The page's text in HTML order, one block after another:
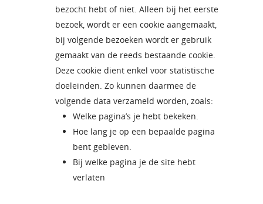
bezocht hebt of niet. Alleen bij het eerste
bezoek, wordt er een cookie aangemaakt,
bij volgende bezoeken wordt er gebruik
gemaakt van de reeds bestaande cookie.
Deze cookie dient enkel voor statistische
doeleinden. Zo kunnen daarmee de
volgende data verzameld worden, zoals:
Welke pagina’s je hebt bekeken.
Hoe lang je op een bepaalde pagina
bent gebleven.
Bij welke pagina je de site hebt
verlaten